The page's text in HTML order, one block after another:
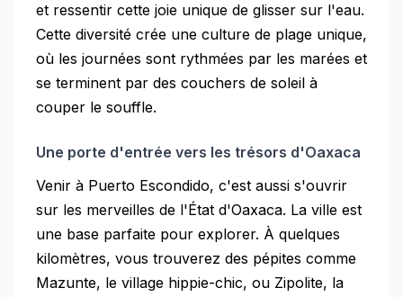
et ressentir cette joie unique de glisser sur l'eau.
Cette diversité crée une culture de plage unique,
où les journées sont rythmées par les marées et
se terminent par des couchers de soleil à
couper le souffle.
Une porte d'entrée vers les trésors d'Oaxaca
Venir à Puerto Escondido, c'est aussi s'ouvrir
sur les merveilles de l'État d'Oaxaca. La ville est
une base parfaite pour explorer. À quelques
kilomètres, vous trouverez des pépites comme
Mazunte, le village hippie-chic, ou Zipolite, la